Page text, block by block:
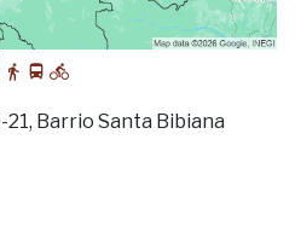
Barrio Santa Bibiana